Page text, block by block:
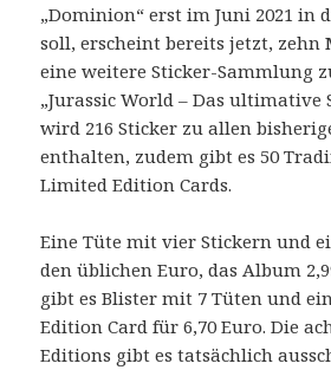
„Dominion“ erst im Juni 2021 in
soll, erscheint bereits jetzt, zehn
eine weitere Sticker-Sammlung
„Jurassic World – Das ultimative
wird 216 Sticker zu allen
enthalten, zudem gibt es 50
Limited Edition Cards.
Eine Tüte mit vier Stickern und
den üblichen Euro, das Album
gibt es Blister mit 7 Tüten und
Edition Card für 6,70 Euro. Die
Editions gibt es tatsächlich